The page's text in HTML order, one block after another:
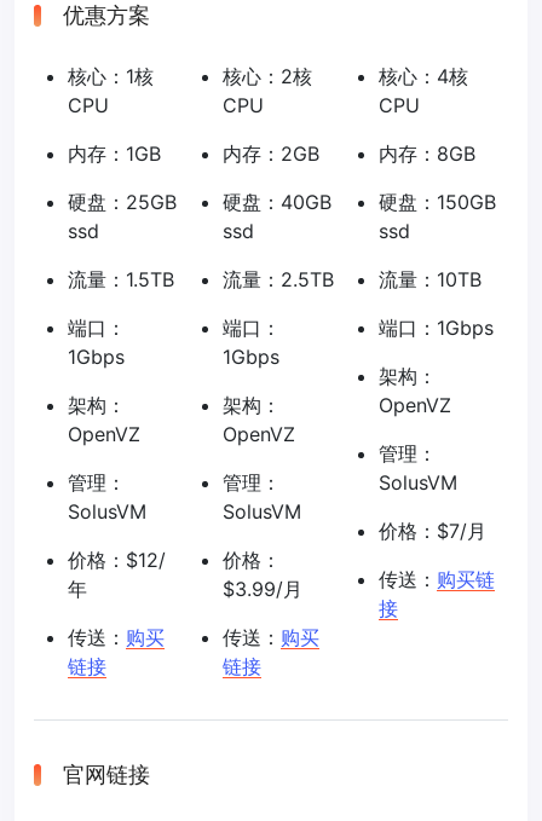
优惠方案
核心：1核
CPU
内存：1GB
硬盘：25GB
ssd
流量：1.5TB
端口：
1Gbps
架构：
OpenVZ
管理：
SolusVM
价格：$12/
年
传送： 购买
链接
核心：2核
CPU
内存：2GB
硬盘：40GB
ssd
流量：2.5TB
端口：
1Gbps
架构：
OpenVZ
管理：
SolusVM
价格：
$3.99/月
传送： 购买
链接
核心：4核
CPU
内存：8GB
硬盘：150GB
ssd
流量：10TB
端口：1Gbps
架构：
OpenVZ
管理：
SolusVM
价格：$7/月
传送： 购买链
接
官网链接